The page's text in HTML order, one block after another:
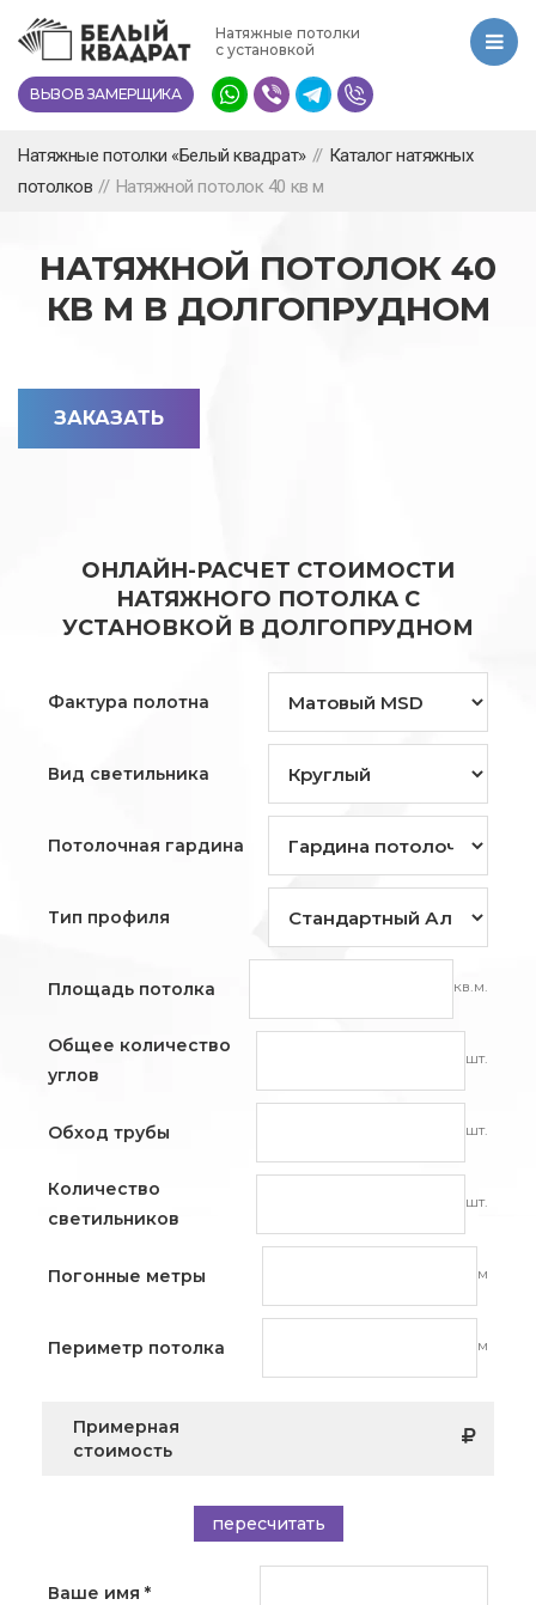
Перейти
основному
содержанию
Натяжные потолки
с установкой
ВЫЗОВ ЗАМЕРЩИКА
Натяжные потолки «Белый квадрат» // Каталог натяжных
потолков // Натяжной потолок 40 кв м
НАТЯЖНОЙ ПОТОЛОК 40
КВ М В ДОЛГОПРУДНОМ
ЗАКАЗАТЬ
ОНЛАЙН-РАСЧЕТ СТОИМОСТИ
НАТЯЖНОГО ПОТОЛКА С
УСТАНОВКОЙ В ДОЛГОПРУДНОМ
Фактура полотна
Вид светильника
Потолочная гардина
Тип профиля
Площадь потолка кв.м.
Общее количество
углов
шт.
Обход трубы шт.
Количество
светильников
шт.
Погонные метры м
Периметр потолка м
Примерная
стоимость
пересчитать
Ваше имя *